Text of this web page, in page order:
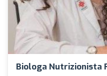
Biologa Nutrizionista